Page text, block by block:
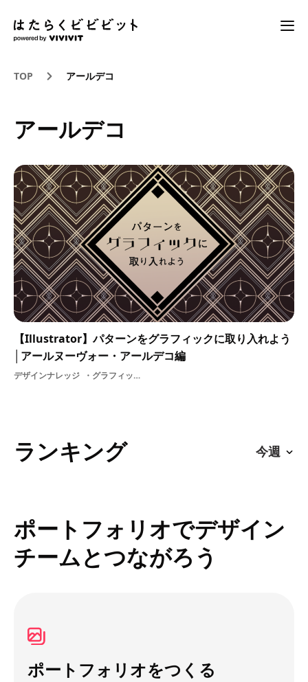
TOP アールデコ
アールデコ
【Illustrator】パターンをグラフィックに取り入れよう
│アールヌーヴォー・アールデコ編
デザインナレッジ グラフィックアールヌーヴォーアールデコパターンデザイン
ランキング
ポートフォリオでデザイン
チームとつながろう
ポートフォリオをつくる